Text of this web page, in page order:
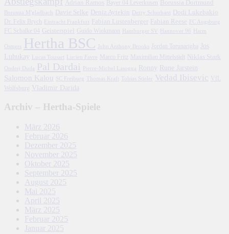
Adrian Ramos Bayer 04 Leverkusen Borussia Dortmund
Borussia M'gladbach Davie Selke Deniz Aytekin Derry Scherhant
Dodi Lukebakio
Dr. Felix Brych
Eintracht Frankfurt Fabian Lustenberger Fabian Reese
FC Schalke 04 Geisterspiel Guido Winkmann Hamburger SV
Hertha BSC Jordan Torunarigha
Jos
Luhukay
Lucien Favre Marco Fritz Maximilian Mittelstädt Niklas Stark
Pal Dardai Pierre-Michel Lasogga Ronny Rune Jarstein
Salomon Kalou SC Freiburg Thomas Kraft Tobias Stieler Vedad Ibisevic
VfL
Wolfsburg Vladimir Darida
Archiv – Hertha-Spiele
März 2026
Februar 2026
Dezember 2025
November 2025
Oktober 2025
September 2025
August 2025
Mai 2025
April 2025
März 2025
Februar 2025
Januar 2025